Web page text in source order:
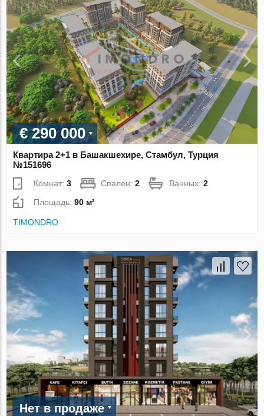
€ 290 000
Квартира 2+1 в Башакшехире, Стамбул, Турция
№151696
Комнат:3 Спален:2 Ванных:2
Площадь:90 м²
TIMONDRO
Нет в продаже